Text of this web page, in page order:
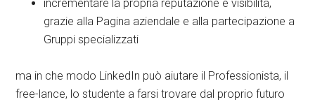
incrementare la propria reputazione e visibilità,
grazie alla Pagina aziendale e alla partecipazione a
Gruppi specializzati
ma in che modo LinkedIn può aiutare il Professionista, il
free-lance, lo studente a farsi trovare dal proprio futuro